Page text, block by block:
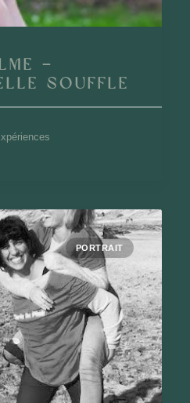
–
Souffle
PORTRAIT